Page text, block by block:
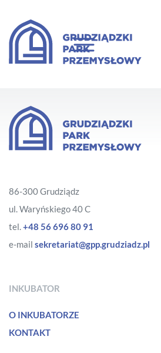
86-300 Grudziądz
ul. Waryńskiego 40 C
tel.+48 56 696 80 91
e-mail sekretariat@gpp.grudziadz.pl
INKUBATOR
O INKUBATORZE
KONTAKT